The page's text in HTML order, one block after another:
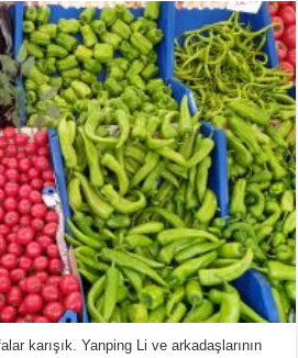
SAĞLIKLI
YAŞAM
için
karışık. Yanping Li ve arkadaşlarının